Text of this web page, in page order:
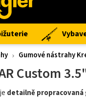
Gumové nástrahy
Custom
je detailně